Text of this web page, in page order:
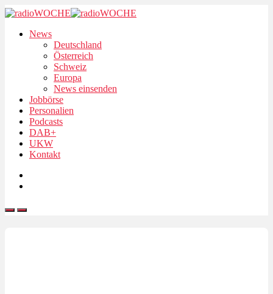
News
Deutschland
Österreich
Schweiz
Europa
News einsenden
Jobbörse
Personalien
Podcasts
DAB+
UKW
Kontakt